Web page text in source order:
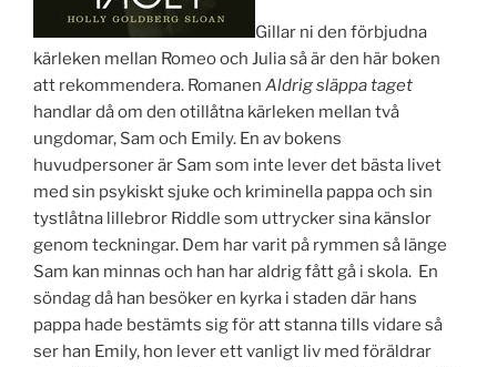
Gillar ni den förbjudna
kärleken mellan Romeo och Julia så är den här boken
att rekommendera. Romanen Aldrig släppa taget
handlar då om den otillåtna kärleken mellan två
ungdomar, Sam och Emily. En av bokens
huvudpersoner är Sam som inte lever det bästa livet
med sin psykiskt sjuke och kriminella pappa och sin
tystlåtna lillebror Riddle som uttrycker sina känslor
genom teckningar. Dem har varit på rymmen så länge
Sam kan minnas och han har aldrig fått gå i skola. En
söndag då han besöker en kyrka i staden där hans
pappa hade bestämts sig för att stanna tills vidare så
ser han Emily, hon lever ett vanligt liv med föräldrar